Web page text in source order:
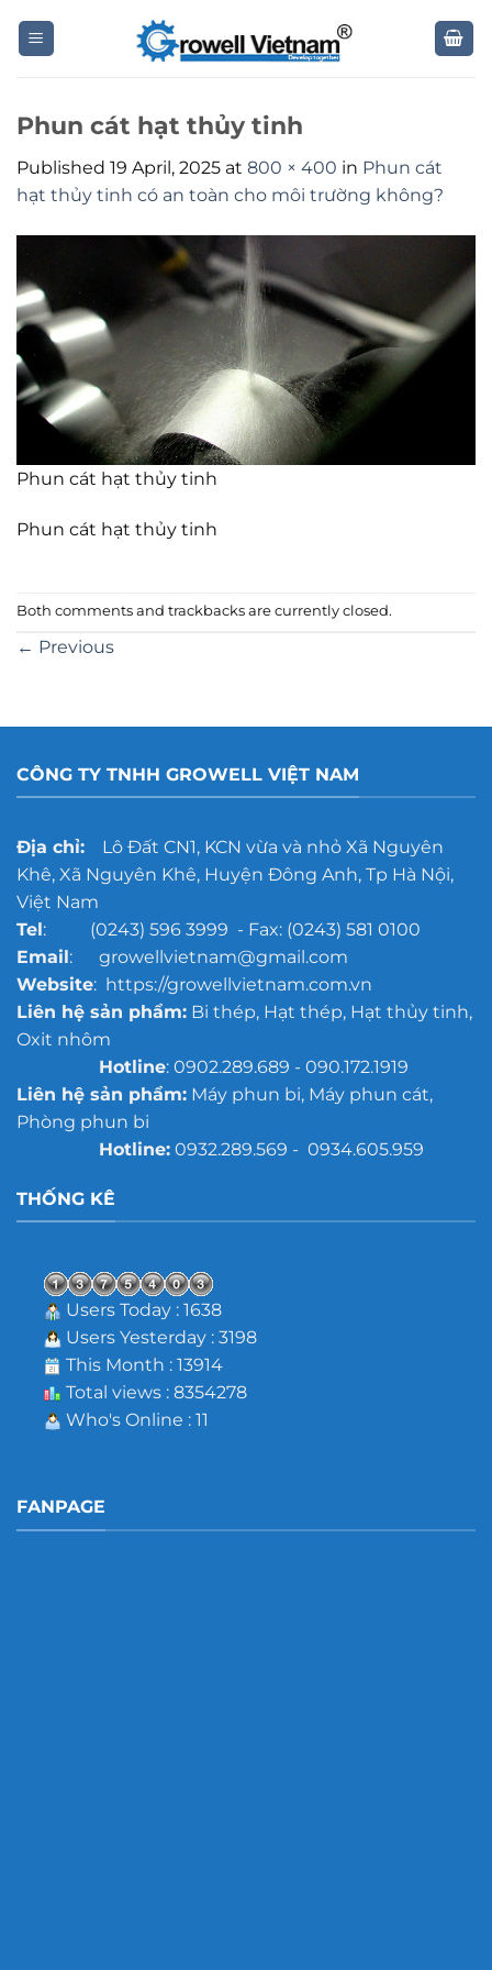
Phun cát hạt thủy tinh
Published 19 April, 2025 at 800 × 400 in Phun cát
hạt thủy tinh có an toàn cho môi trường không?
Phun cát hạt thủy tinh
Phun cát hạt thủy tinh
Both comments and trackbacks are currently closed.
← Previous
CÔNG TY TNHH GROWELL VIỆT NAM
Địa chỉ:Lô Đất CN1, KCN vừa và nhỏ Xã Nguyên
Khê, Xã Nguyên Khê, Huyện Đông Anh, Tp Hà Nội,
Việt Nam
Tel: (0243) 596 3999 - Fax: (0243) 581 0100
Email: growellvietnam@gmail.com
Website: https://growellvietnam.com.vn
Liên hệ sản phẩm:Bi thép, Hạt thép, Hạt thủy tinh,
Oxit nhôm
Hotline: 0902.289.689 - 090.172.1919
Liên hệ sản phẩm:Máy phun bi, Máy phun cát,
Phòng phun bi
Hotline:0932.289.569 - 0934.605.959
THỐNG KÊ
Users Today : 1638
Users Yesterday : 3198
This Month : 13914
Total views : 8354278
Who's Online : 11
FANPAGE